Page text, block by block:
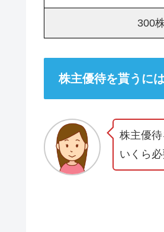
300
株主優待を貰うに
株主優待
いくら